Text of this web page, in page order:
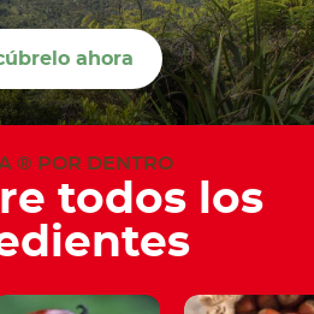
ahora
® POR DENTRO
todos los